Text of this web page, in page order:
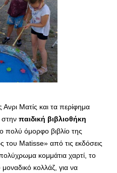
Ματίς και τα περίφημα
στην παιδική βιβλιοθήκη
πολύ όμορφο βιβλίο της
Matisse» από τις εκδόσεις
κομμάτια χαρτί, το
μοναδικό κολλάζ, για να